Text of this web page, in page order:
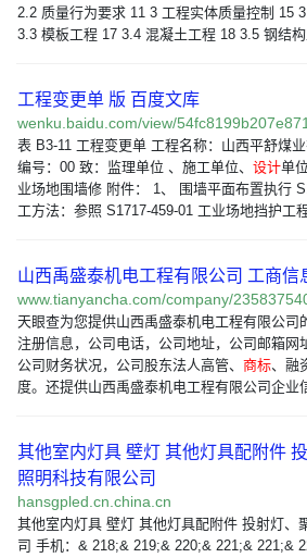
2.2 质量行为要求 11 3 工程实体质量控制 15
3.3 模板工程 17 3.4 混凝土工程 18 3.5 钢结构
工程变更单 版 百度文库
wenku.baidu.com/view/
表 B3-11 工程变更单 工程名称：山西平舒煤
编号：00 致：监理单位 、施工单位、 设计单
业场地围墙修 附件： 1、 围墙平面布置执行
工方法：参照 S1717-459-01 工业场地挡护工
山西禹盛泰机电工程有限公司 工商信
www.tianyancha.com/company/
天眼查为您提供山西禹盛泰机电工程有限公
注册信息，公司电话，公司地址，公司邮箱
公司财务状况，公司股东法人高管、 商标、融
度。还提供山西禹盛泰机电工程有限公司企业
其他室内灯具 壁灯 其他灯具配附件
照明科技有限公司
hansgpled.cn.china.cn
其他室内灯具 壁灯 其他灯具配附件 投射灯、
司 手机：& 218;& 219;& 220;& 221;& 221;&